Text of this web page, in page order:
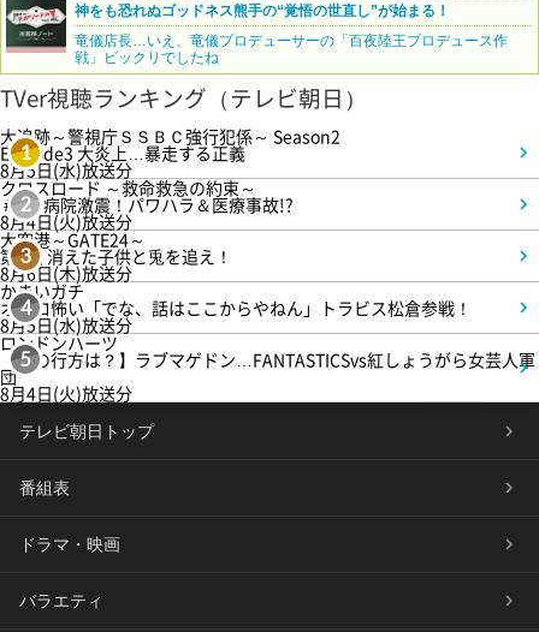
神をも恐れぬゴッドネス熊手の“覚悟の世直し”が始まる！
竜儀店長…いえ、竜儀プロデューサーの「百夜陸王プロデュース作
戦」ビックリでしたね
TVer視聴ランキング（テレビ朝日）
1
大追跡～警視庁ＳＳＢＣ強行犯係～ Season2
Episode3 大炎上…暴走する正義
8月5日(水)放送分
2
クロスロード ～救命救急の約束～
＃5 病院激震！パワハラ＆医療事故!?
8月4日(火)放送分
3
大空港～GATE24～
第3話 消えた子供と兎を追え！
8月6日(木)放送分
4
かまいガチ
オモロ怖い「でな、話はここからやねん」トラビス松倉参戦！
8月5日(水)放送分
5
ロンドンハーツ
【恋の行方は？】ラブマゲドン…FANTASTICSvs紅しょうがら女芸人軍
団
8月4日(火)放送分
テレビ朝日トップ
番組表
ドラマ・映画
バラエティ